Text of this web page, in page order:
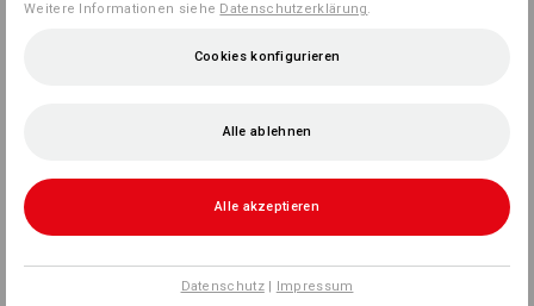
Weitere Informationen siehe Datenschutzerklärung.
Cookies konfigurieren
Alle ablehnen
Alle akzeptieren
Datenschutz| Impressum